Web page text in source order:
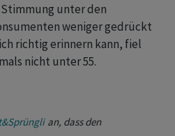
unter den
weniger gedrückt
richtig erinnern kann, fiel
nicht unter 55.
an, dass den